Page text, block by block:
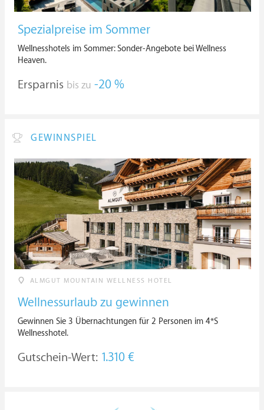
Spezialpreise im Sommer
Wellnesshotels im Sommer: Sonder-Angebote bei Wellness
Heaven.
Ersparnis bis zu -20 %
GEWINNSPIEL
ALMGUT MOUNTAIN WELLNESS HOTEL
Wellnessurlaub zu gewinnen
Gewinnen Sie 3 Übernachtungen für 2 Personen im 4*S
Wellnesshotel.
Gutschein-Wert: 1.310 €